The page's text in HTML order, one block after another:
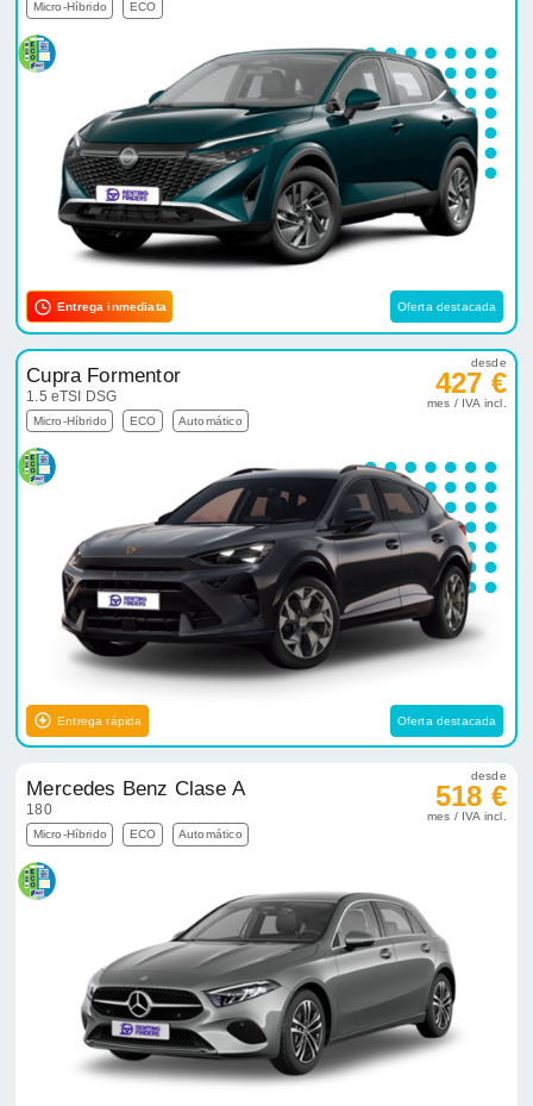
Micro-Híbrido ECO
Entrega inmediata Oferta destacada
Cupra Formentor
1.5 eTSI DSG
Micro-Híbrido ECO Automático
desde
427 €
mes / IVA incl.
Entrega rápida Oferta destacada
Mercedes Benz Clase A
180
Micro-Híbrido ECO Automático
desde
518 €
mes / IVA incl.